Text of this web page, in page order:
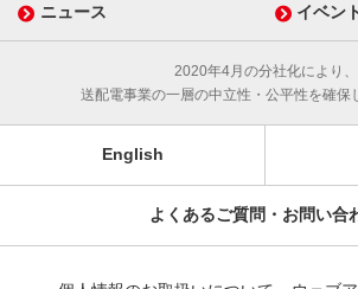
ニュース イベン
2020年4月の分社化により、
送配電事業の一層の中立性・公平性を確保
English
よくあるご質問・お問い合